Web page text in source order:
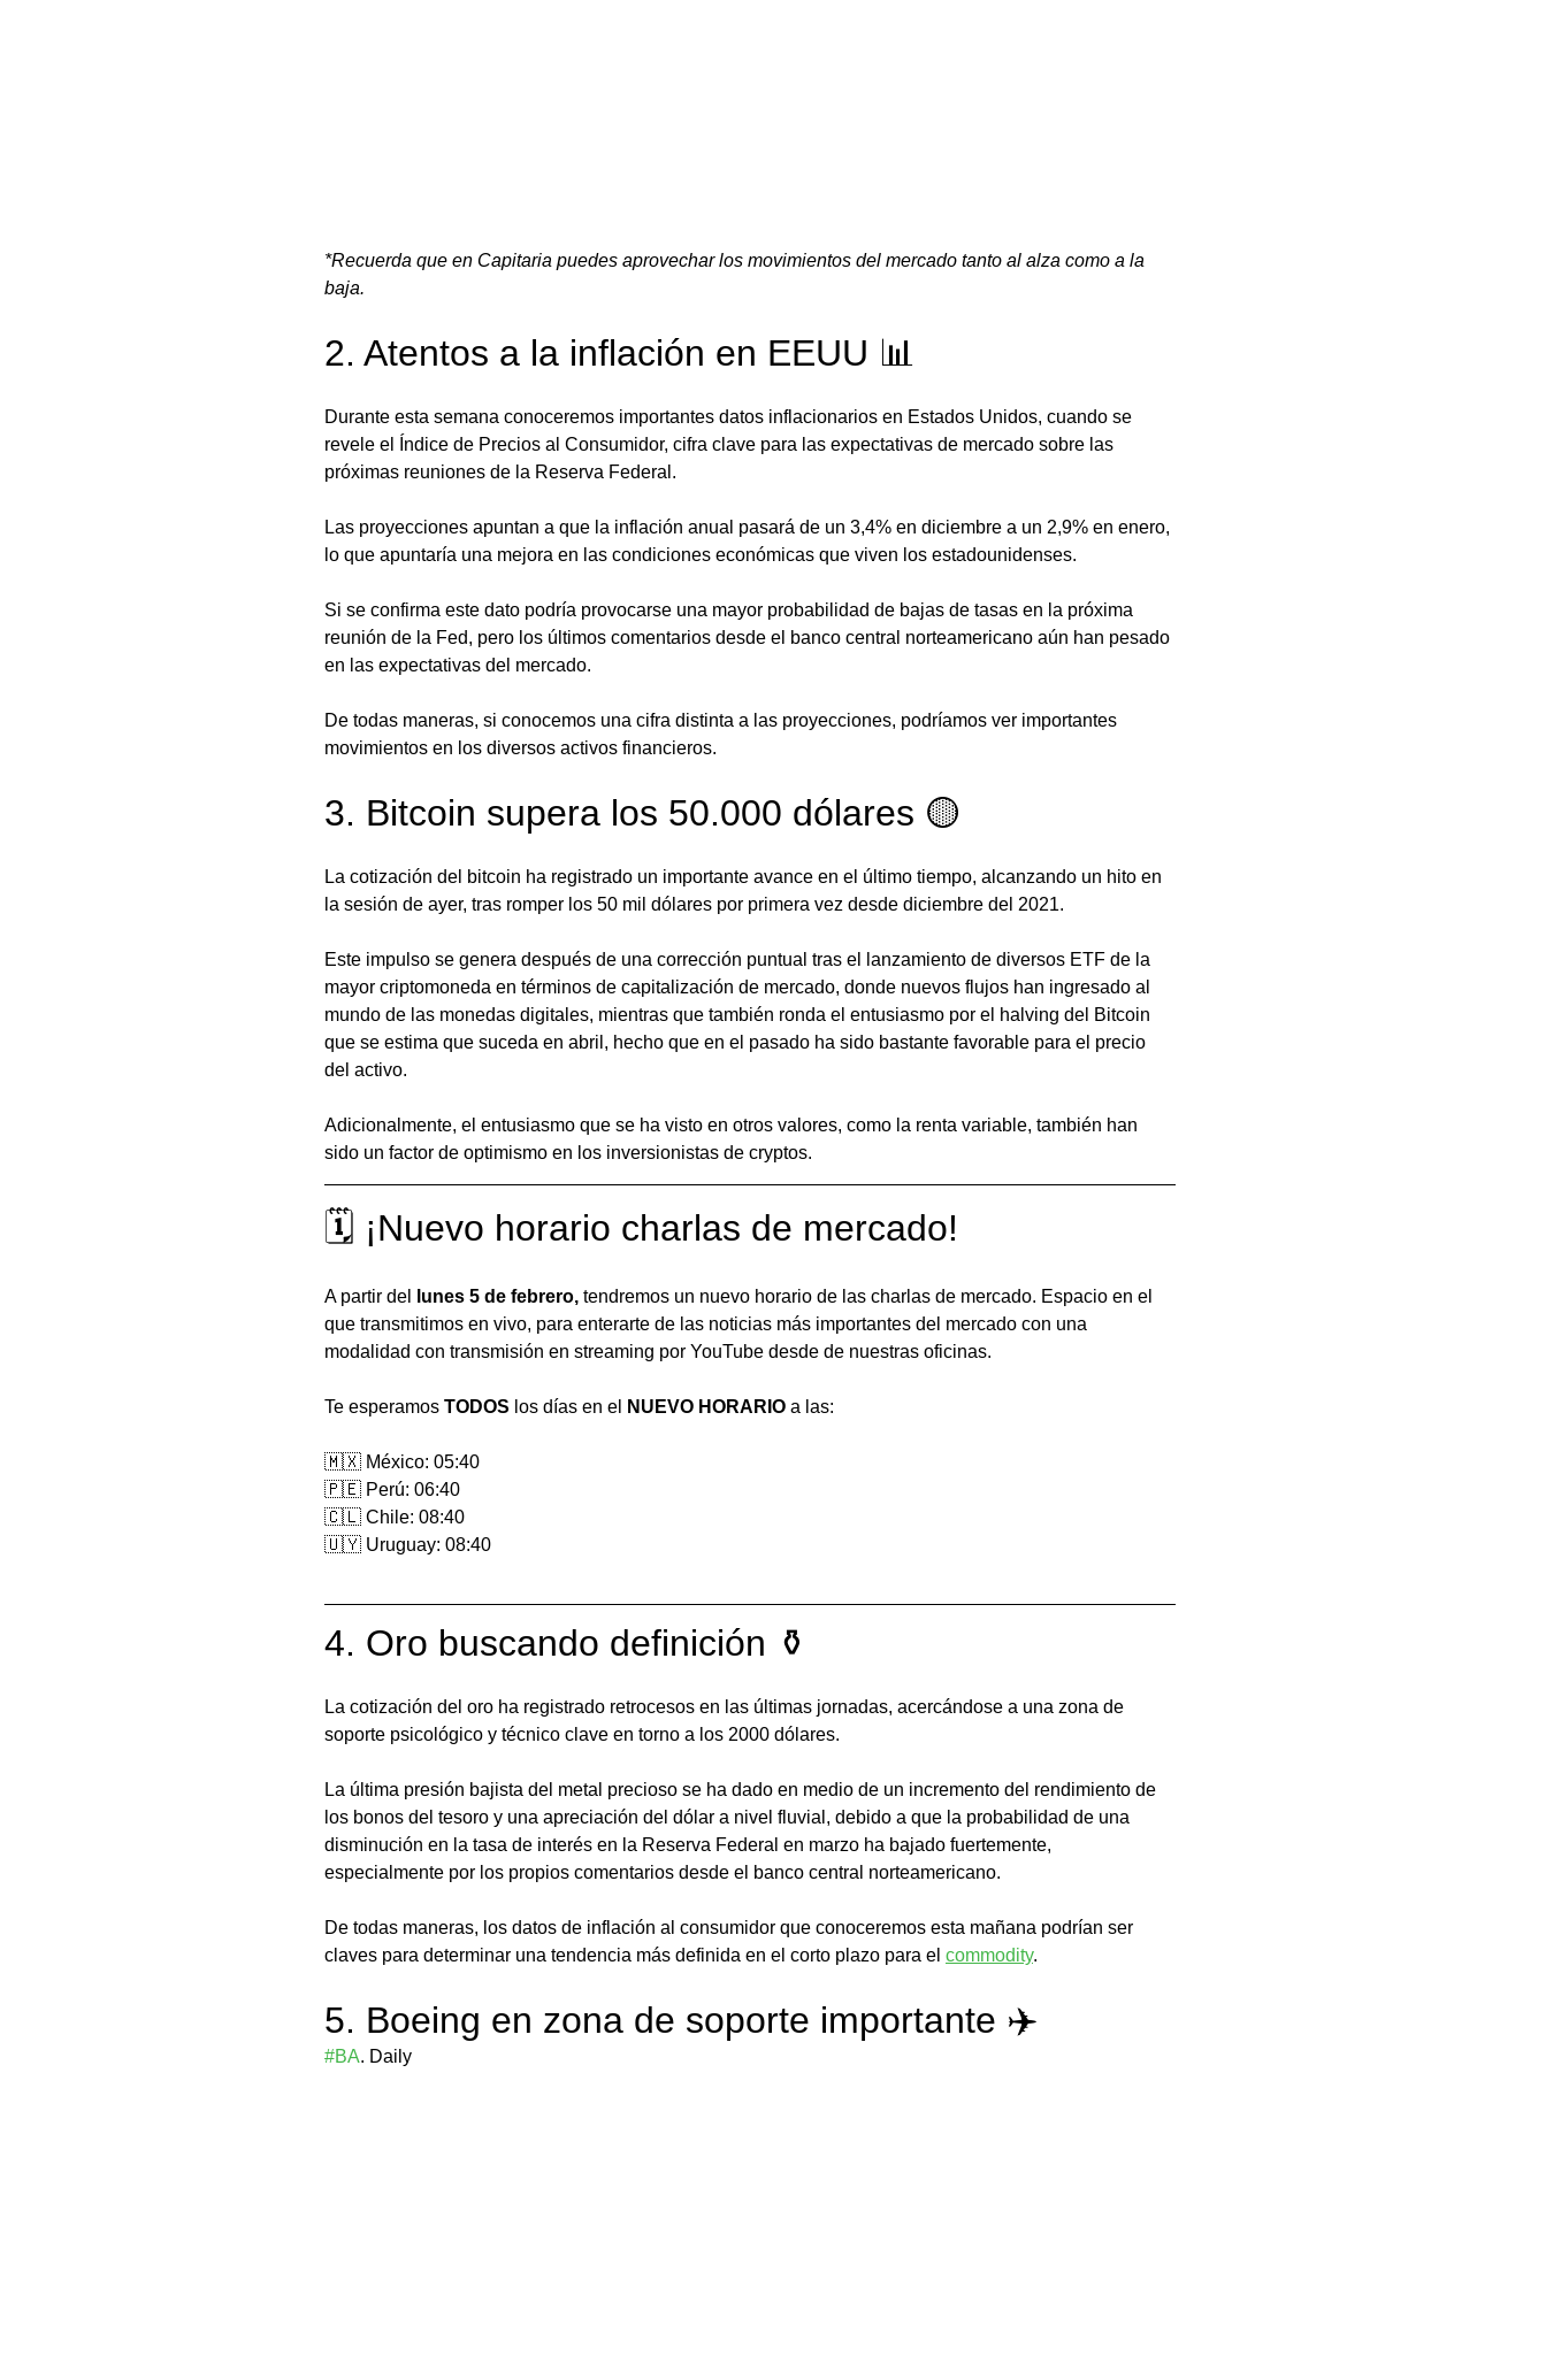
*Recuerda que en Capitaria puedes aprovechar los movimientos del mercado tanto al alza como a la
baja.
2. Atentos a la inflación en EEUU 📊
Durante esta semana conoceremos importantes datos inflacionarios en Estados Unidos, cuando se
revele el Índice de Precios al Consumidor, cifra clave para las expectativas de mercado sobre las
próximas reuniones de la Reserva Federal.
Las proyecciones apuntan a que la inflación anual pasará de un 3,4% en diciembre a un 2,9% en enero,
lo que apuntaría una mejora en las condiciones económicas que viven los estadounidenses.
Si se confirma este dato podría provocarse una mayor probabilidad de bajas de tasas en la próxima
reunión de la Fed, pero los últimos comentarios desde el banco central norteamericano aún han pesado
en las expectativas del mercado.
De todas maneras, si conocemos una cifra distinta a las proyecciones, podríamos ver importantes
movimientos en los diversos activos financieros.
3. Bitcoin supera los 50.000 dólares 🟡
La cotización del bitcoin ha registrado un importante avance en el último tiempo, alcanzando un hito en
la sesión de ayer, tras romper los 50 mil dólares por primera vez desde diciembre del 2021.
Este impulso se genera después de una corrección puntual tras el lanzamiento de diversos ETF de la
mayor criptomoneda en términos de capitalización de mercado, donde nuevos flujos han ingresado al
mundo de las monedas digitales, mientras que también ronda el entusiasmo por el halving del Bitcoin
que se estima que suceda en abril, hecho que en el pasado ha sido bastante favorable para el precio
del activo.
Adicionalmente, el entusiasmo que se ha visto en otros valores, como la renta variable, también han
sido un factor de optimismo en los inversionistas de cryptos.
🗓 ¡Nuevo horario charlas de mercado!
A partir del lunes 5 de febrero, tendremos un nuevo horario de las charlas de mercado. Espacio en el
que transmitimos en vivo, para enterarte de las noticias más importantes del mercado con una
modalidad con transmisión en streaming por YouTube desde de nuestras oficinas.
Te esperamos TODOS los días en el NUEVO HORARIO a las:
🇲🇽 México: 05:40
🇵🇪 Perú: 06:40
🇨🇱 Chile: 08:40
🇺🇾 Uruguay: 08:40
4. Oro buscando definición ⚱️
La cotización del oro ha registrado retrocesos en las últimas jornadas, acercándose a una zona de
soporte psicológico y técnico clave en torno a los 2000 dólares.
La última presión bajista del metal precioso se ha dado en medio de un incremento del rendimiento de
los bonos del tesoro y una apreciación del dólar a nivel fluvial, debido a que la probabilidad de una
disminución en la tasa de interés en la Reserva Federal en marzo ha bajado fuertemente,
especialmente por los propios comentarios desde el banco central norteamericano.
De todas maneras, los datos de inflación al consumidor que conoceremos esta mañana podrían ser
claves para determinar una tendencia más definida en el corto plazo para el commodity.
5. Boeing en zona de soporte importante ✈️
#BA. Daily